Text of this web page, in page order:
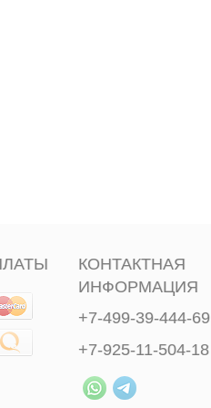
КОНТАКТНАЯ
ИНФОРМАЦИЯ
+7-499-39-444-69
+7-925-11-504-18